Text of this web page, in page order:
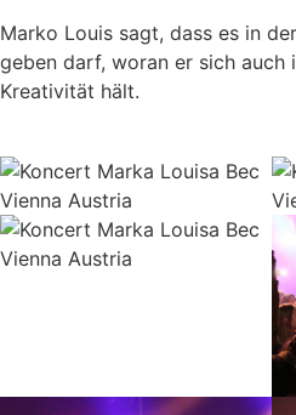
Marko Louis sagt, dass es in
geben darf, woran er sich auch
Kreativität hält.